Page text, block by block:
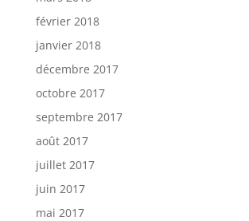
février 2018
janvier 2018
décembre 2017
octobre 2017
septembre 2017
août 2017
juillet 2017
juin 2017
mai 2017